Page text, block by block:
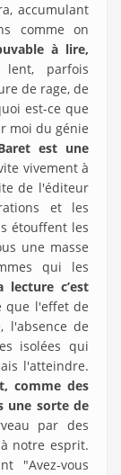
accumulant
comme on
à lire,
parfois
de rage, de
est-ce que
moi du génie
est une
vivement à
de l'éditeur
et les
étouffent les
une masse
qui les
lecture c’est
que l'effet de
l'absence de
isolées qui
l'atteindre.
comme des
une sorte de
par des
notre esprit.
"Avez-vous